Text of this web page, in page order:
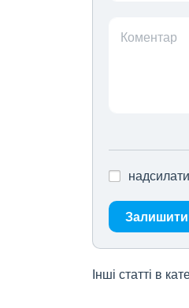
Коментар
Інші статті в